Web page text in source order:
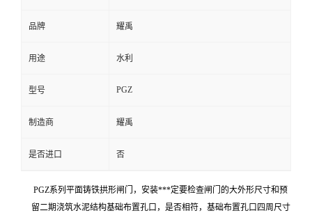
品牌 耀禹
用途 水利
型号 PGZ
制造商 耀禹
是否进口 否
PGZ系列平面铸铁拱形闸门，安装***定要检查闸门的大外形尺寸和预
留二期浇筑水泥结构基础布置孔口，是否相符，基础布置孔口四周尺寸